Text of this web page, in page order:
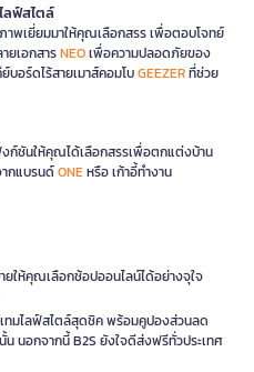
ลฟ์สไตล์
พเยี่ยมมาให้คุณเลือกสรร เพื่อตอบโจทย์
ยเอกสารNEOเพื่อความปลอดภัยของ
บอร์ดไร้สายเมาส์คอมโบGEEZERที่ช่วย
ก์ชันให้คุณได้เลือกสรรเพื่อตกแต่งบ้าน
ากแบรนด์ONEหรือ เก้าอี้ทำงาน
ยให้คุณเลือกช้อปออนไลน์ได้อย่างจุใจ
ทมไลฟ์สไตล์สุดชิค พร้อมคูปองส่วนลด
นอกจากนี้ B2S ยังใจดีส่งฟรีทั่วประเทศ